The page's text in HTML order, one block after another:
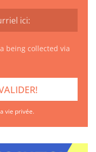
being collected via
vie privée.